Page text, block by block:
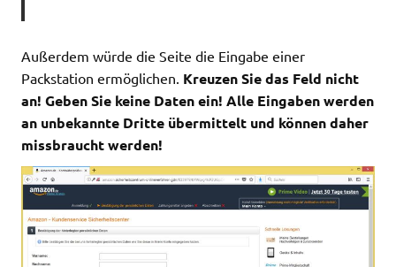
Außerdem würde die Seite die Eingabe einer
Packstation ermöglichen. Kreuzen Sie das Feld nicht
an! Geben Sie keine Daten ein! Alle Eingaben werden
an unbekannte Dritte übermittelt und können daher
missbraucht werden!